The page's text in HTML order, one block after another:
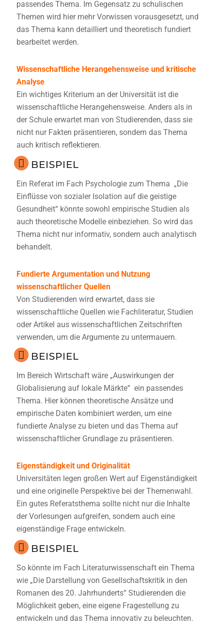
passendes Thema. Im Gegensatz zu schulischen
Themen wird hier mehr Vorwissen vorausgesetzt, und
das Thema kann detailliert und theoretisch fundiert
bearbeitet werden.
Wissenschaftliche Herangehensweise und kritische
Analyse
Ein wichtiges Kriterium an der Universität ist die
wissenschaftliche Herangehensweise. Anders als in
der Schule erwartet man von Studierenden, dass sie
nicht nur Fakten präsentieren, sondern das Thema
auch kritisch reflektieren.
BEISPIEL
Ein Referat im Fach Psychologie zum Thema „Die
Einflüsse von sozialer Isolation auf die geistige
Gesundheit“ könnte sowohl empirische Studien als
auch theoretische Modelle einbeziehen. So wird das
Thema nicht nur informativ, sondern auch analytisch
behandelt.
Fundierte Argumentation und Nutzung
wissenschaftlicher Quellen
Von Studierenden wird erwartet, dass sie
wissenschaftliche Quellen wie Fachliteratur, Studien
oder Artikel aus wissenschaftlichen Zeitschriften
verwenden, um die Argumente zu untermauern.
BEISPIEL
Im Bereich Wirtschaft wäre „Auswirkungen der
Globalisierung auf lokale Märkte“ ein passendes
Thema. Hier können theoretische Ansätze und
empirische Daten kombiniert werden, um eine
fundierte Analyse zu bieten und das Thema auf
wissenschaftlicher Grundlage zu präsentieren.
Eigenständigkeit und Originalität
Universitäten legen großen Wert auf Eigenständigkeit
und eine originelle Perspektive bei der Themenwahl.
Ein gutes Referatsthema sollte nicht nur die Inhalte
der Vorlesungen aufgreifen, sondern auch eine
eigenständige Frage entwickeln.
BEISPIEL
So könnte im Fach Literaturwissenschaft ein Thema
wie „Die Darstellung von Gesellschaftskritik in den
Romanen des 20. Jahrhunderts“ Studierenden die
Möglichkeit geben, eine eigene Fragestellung zu
entwickeln und das Thema innovativ zu beleuchten.